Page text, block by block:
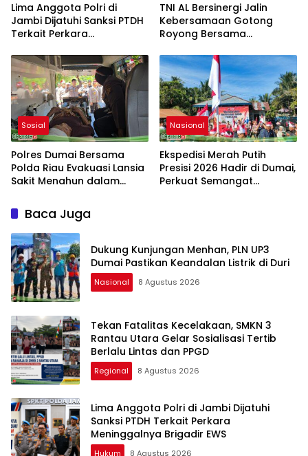
Lima Anggota Polri di
Jambi Dijatuhi Sanksi PTDH
Terkait Perkara
TNI AL Bersinergi Jalin
Kebersamaan Gotong
Royong Bersama
Sebrang Belawan
Sosial
Polres Dumai Bersama
Polda Riau Evakuasi Lansia
Sakit Menahun dalam
Putih Presisi
Nasional
Ekspedisi Merah Putih
Presisi 2026 Hadir di Dumai,
Perkuat Semangat
Baca Juga
Dukung Kunjungan Menhan, PLN UP3
Dumai Pastikan Keandalan Listrik di Duri
Nasional 8 Agustus 2026
Tekan Fatalitas Kecelakaan, SMKN 3
Rantau Utara Gelar Sosialisasi Tertib
Berlalu Lintas dan PPGD
Regional 8 Agustus 2026
Lima Anggota Polri di Jambi Dijatuhi
Sanksi PTDH Terkait Perkara
Meninggalnya Brigadir EWS
Hukum 8 Agustus 2026